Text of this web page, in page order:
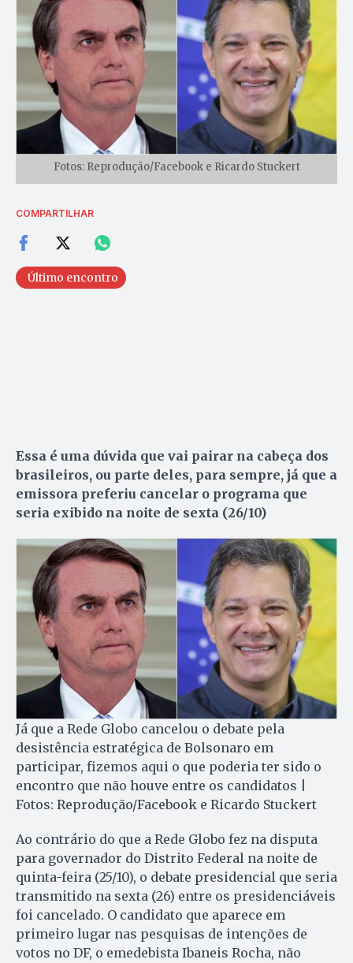
Fotos: Reprodução/Facebook e Ricardo Stuckert
COMPARTILHAR
Último encontro
Essa é uma dúvida que vai pairar na cabeça dos
brasileiros, ou parte deles, para sempre, já que a
emissora preferiu cancelar o programa que
seria exibido na noite de sexta (26/10)
Já que a Rede Globo cancelou o debate pela
desistência estratégica de Bolsonaro em
participar, fizemos aqui o que poderia ter sido o
encontro que não houve entre os candidatos |
Fotos: Reprodução/Facebook e Ricardo Stuckert
Ao contrário do que a Rede Globo fez na disputa
para governador do Distrito Federal na noite de
quinta-feira (25/10), o debate presidencial que seria
transmitido na sexta (26) entre os presidenciáveis
foi cancelado. O candidato que aparece em
primeiro lugar nas pesquisas de intenções de
votos no DF, o emedebista Ibaneis Rocha, não